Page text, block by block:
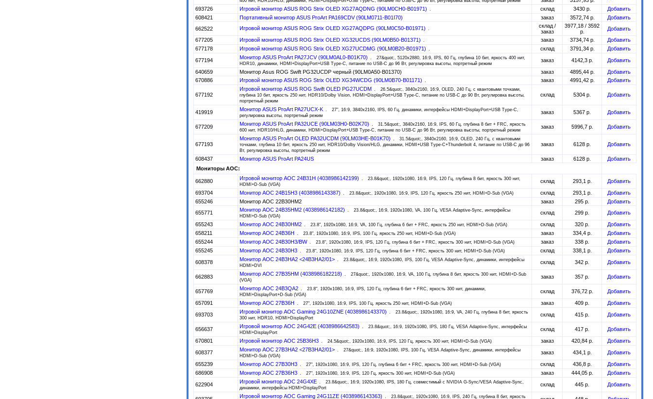
693726
Игровой монитор ASUS ROG Strix OLED XG27AQDNG (90LM0CH0-B01971) склад 3430 р.
Добавить
608421
Портативный монитор ASUS ProArt PA169CDV (90LM0711-B01I70) заказ 3572,74 р.
Добавить
662522
Игровой монитор ASUS ROG Strix OLED XG27AQDPG (90LM0C50-B01971)
склад /
заказ
3977,18 / 3592
р.
Добавить
677205
Игровой монитор ASUS ROG Strix OLED XG32UCDS (90LM0B50-B01371) заказ 3734,74 р.
Добавить
677178
Игровой монитор ASUS ROG Strix OLED XG27UCDMG (90LM0B20-B01971) склад 3791,34 р.
Добавить
677194
Монитор ASUS ProArt PA27JCV (90LM0AL0-B01K70)
27&quot;, 5120x2880, 16:9, IPS, 60 Гц, глубина 10 бит, яркость 400 нит,
HDR10, динамики, HDMI+DisplayPort+USB Type-C, питание по USB-C до 96 Вт, регулировка высоты, портретный режим
заказ 4142,3 р.
Добавить
640659
Монитор Asus ROG Swift PG32UCDP черный (90LM0A50-B01370) заказ 4895,44 р.
Добавить
670886
Игровой монитор ASUS ROG Strix OLED XG34WCDG (90LM0B70-B01171) заказ 4991,42 р. Добавить
677192
Игровой монитор ASUS ROG Swift OLED PG27UCDM
26.5&quot;, 3840x2160, 16:9, OLED, 240 Гц, c квантовыми точками,
глубина 10 бит, яркость 250 нит, HDR10/Dolby Vision, HDMI+DisplayPort+USB Type-C, питание по USB-C до 90 Вт, регулировка высоты,
портретный режим
склад 5304 р. Добавить
419919 Монитор ASUS ProArt PA27UCX-K
27", 16:9, 3840x2160, IPS, 60 Гц, динамики, интерфейсы HDMI+DisplayPort+USB Type-C,
регулировка высоты, портретный режим
заказ 5367 р. Добавить
677209 Монитор ASUS ProArt PA32UCE (90LM03H0-B02K70)
31.5&quot;, 3840x2160, 16:9, IPS, 60 Гц, глубина 8 бит + FRC, яркость
600 нит, HDR10/HLG, динамики, HDMI+DisplayPort+USB Type-C, питание по USB-C до 96 Вт, регулировка высоты, портретный режим
заказ 5996,7 р. Добавить
677193
Монитор ASUS ProArt OLED PA32UCDM (90LM03HE-B01K70)
31.5&quot;, 3840x2160, 16:9, OLED, 240 Гц, c квантовыми
точками, глубина 10 бит, яркость 250 нит, HDR10/Dolby Vision/HLG, динамики, HDMI+USB Type-C+Thunderbolt 4, питание по USB-C до 96
Вт, регулировка высоты, портретный режим
заказ 6128 р. Добавить
608437 Монитор ASUS ProArt PA24US заказ 6128 р.
Добавить
Мониторы AOC:
662880 Игровой монитор AOC 24B31H (4038986142199)
23.8&quot;, 1920x1080, 16:9, IPS, 120 Гц, глубина 8 бит, яркость 300 нит,
HDMI+D-Sub (VGA)
склад 293,1 р.
Добавить
693704
Монитор AOC 24B15H3 (4038986143387) 23.8&quot;, 1920x1080, 16:9, IPS, 120 Гц, яркость 250 нит, HDMI+D-Sub (VGA) склад 293,1 р.
Добавить
655246
Монитор AOC 22B30HM2 заказ 295 р.
Добавить
655771
Монитор AOC 24B35HM2 (4038986142182)
23.8&quot;, 16:9, 1920x1080, VA, 100 Гц, VESA Adaptive-Sync, интерфейсы
HDMI+D-Sub (VGA)
склад 299 р.
Добавить
655243
Монитор AOC 24B30HM2 23.8", 1920x1080, 16:9, VA, 100 Гц, глубина 6 бит + FRC, яркость 250 нит, HDMI+D-Sub (VGA) склад 320 р.
Добавить
658211
Монитор AOC 24B36H 23.8", 1920x1080, 16:9, IPS, 100 Гц, яркость 250 нит, HDMI+D-Sub (VGA) заказ 334,4 р.
Добавить
655244
Монитор AOC 24B30H3/BW 23.8", 1920x1080, 16:9, IPS, 120 Гц, глубина 6 бит + FRC, яркость 300 нит, HDMI+D-Sub (VGA) заказ 338 р.
Добавить
655245
Монитор AOC 24B30H3 23.8", 1920x1080, 16:9, IPS, 120 Гц, глубина 6 бит + FRC, яркость 300 нит, HDMI+D-Sub (VGA) склад 338,1 р.
Добавить
608378
Монитор AOC 24B3HA2 <24B3HA2/01>
23.8&quot;, 16:9, 1920x1080, IPS, 100 Гц, VESA Adaptive-Sync, динамики, интерфейсы
HDMI+DVI
склад 342 р. Добавить
662883 Монитор AOC 27B35HM (4038986182218)
27&quot;, 1920x1080, 16:9, VA, 100 Гц, глубина 8 бит, яркость 300 нит, HDMI+D-Sub
(VGA)
заказ 357 р. Добавить
657769 Монитор AOC 24B3QA2
23.8", 1920x1080, 16:9, IPS, 120 Гц, глубина 6 бит + FRC, яркость 300 нит, динамики,
HDMI+DisplayPort+D-Sub (VGA)
склад 376,72 р.
Добавить
657091
Монитор AOC 27B36H 27", 1920x1080, 16:9, IPS, 100 Гц, яркость 250 нит, HDMI+D-Sub (VGA) заказ 409 р.
Добавить
693703
Игровой монитор AOC Gaming 24G10ZNE (4038986143370)
23.8&quot;, 1920x1080, 16:9, VA, 240 Гц, глубина 8 бит, яркость
300 нит, HDR10, HDMI+DisplayPort
склад 415 р. Добавить
656637 Игровой монитор AOC 24G42E (4038986642583)
23.8&quot;, 16:9, 1920x1080, IPS, 180 Гц, VESA Adaptive-Sync, интерфейсы
HDMI+DisplayPort
склад 417 р.
Добавить
670801
Игровой монитор AOC 25B36H3 24.5&quot;, 1920x1080, 16:9, IPS, 120 Гц, яркость 300 нит, HDMI+D-Sub (VGA) заказ 420,84 р.
Добавить
608377
Монитор AOC 27B3HA2 <27B3HA2/01>
27&quot;, 16:9, 1920x1080, IPS, 100 Гц, VESA Adaptive-Sync, динамики, интерфейсы
HDMI+D-Sub (VGA)
заказ 434,1 р.
Добавить
655239
Монитор AOC 27B30H3 27", 1920x1080, 16:9, IPS, 120 Гц, глубина 6 бит + FRC, яркость 300 нит, HDMI+D-Sub (VGA) склад 436,8 р.
Добавить
686908
Монитор AOC 27B36H3 27", 1920x1080, 16:9, IPS, 120 Гц, яркость 300 нит, HDMI+D-Sub (VGA) заказ 444,05 р.
Добавить
622904
Игровой монитор AOC 24G4XE
23.8&quot;, 16:9, 1920x1080, IPS, 180 Гц, совместимый с NVIDIA G-Sync/VESA Adaptive-Sync,
динамики, интерфейсы HDMI+DisplayPort
склад 445 р. Добавить
Игровой монитор AOC Gaming 24G11ZE (4038986143363) 23.8&quot;, 1920x1080, 16:9, IPS, 240 Гц, глубина 8 бит, яркость